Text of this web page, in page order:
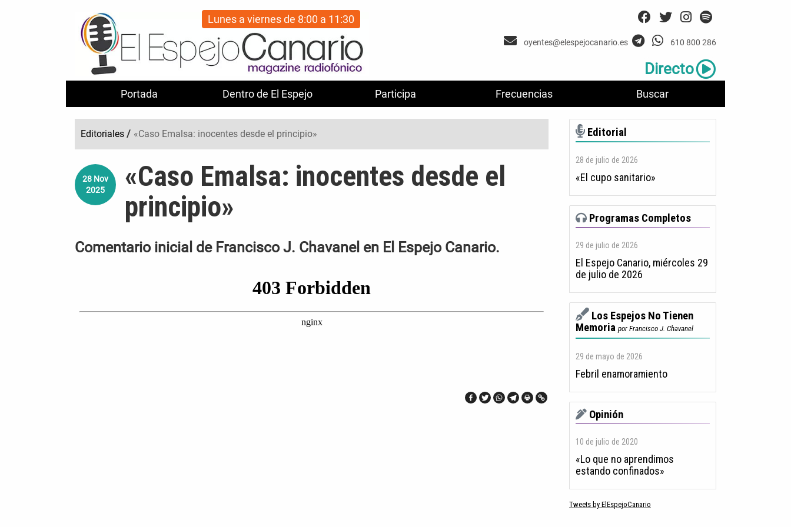
Portada Dentro de El Espejo Participa Frecuencias Buscar
Lunes a viernes de 8:00 a 11:30
oyentes@elespejocanario.es 610 800 286
Directo
Editoriales / «Caso Emalsa: inocentes desde el principio»
28 Nov
2025
«Caso Emalsa: inocentes desde el
principio»
Comentario inicial de Francisco J. Chavanel en El Espejo Canario.
Editorial
28 de julio de 2026
«El cupo sanitario»
Programas Completos
29 de julio de 2026
El Espejo Canario, miércoles 29
de julio de 2026
Los Espejos No Tienen
Memoria por Francisco J. Chavanel
29 de mayo de 2026
Febril enamoramiento
Opinión
10 de julio de 2020
«Lo que no aprendimos
estando confinados»
Tweets by ElEspejoCanario